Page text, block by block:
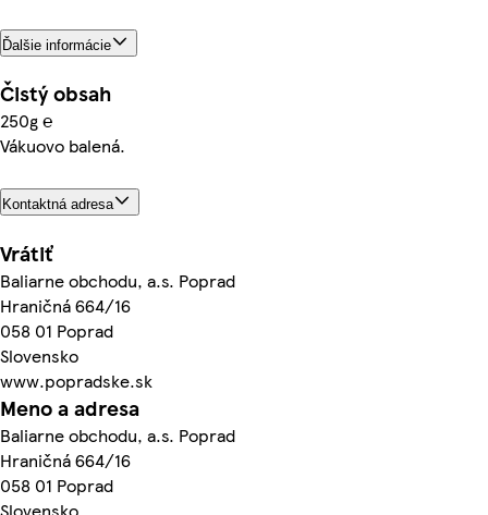
Ďalšie informácie
Čistý obsah
250g ℮
Vákuovo balená.
Kontaktná adresa
Vrátiť
Baliarne obchodu, a.s. Poprad
Hraničná 664/16
058 01 Poprad
Slovensko
www.popradske.sk
Meno a adresa
Baliarne obchodu, a.s. Poprad
Hraničná 664/16
058 01 Poprad